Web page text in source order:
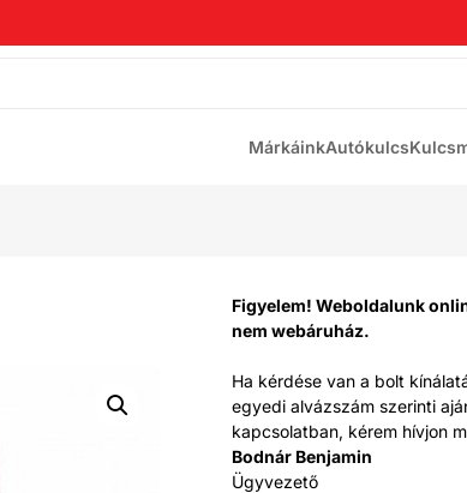
MárkáinkAutókulcs
Figyelem! Weboldalunk
nem webáruház.
Ha kérdése van a bolt
egyedi alvázszám szerinti
kapcsolatban, kérem hívjon
Bodnár Benjamin
Ügyvezető